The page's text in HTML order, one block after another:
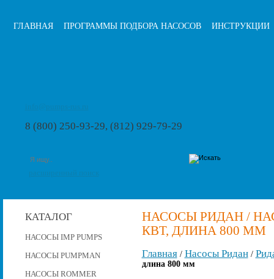
ГЛАВНАЯ ПРОГРАММЫ ПОДБОРА НАСОСОВ ИНСТРУКЦИИ
8 (800) 250-93-29, (812) 929-79-29
КАТАЛОГ
НАСОСЫ IMP PUMPS
НАСОСЫ PUMPMAN
НАСОСЫ ROMMER
НАСОСЫ РИДАН /
КВТ, ДЛИНА 800 ММ
Главная/ Насосы Ридан/
длина 800 мм